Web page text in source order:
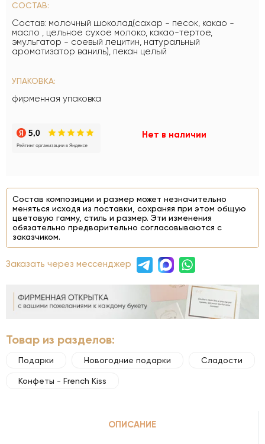
СОСТАВ:
Состав: молочный шоколад(сахар - песок, какао -
масло , цельное сухое молоко, какао-тертое,
эмульгатор - соевый лецитин, натуральный
ароматизатор ваниль), пекан целый
УПАКОВКА:
фирменная упаковка
Нет в наличии
Состав композиции и размер может незначительно
меняться исходя из поставки, сохраняя при этом общую
цветовую гамму, стиль и размер. Эти изменения
обязательно предварительно согласовываются с
заказчиком.
Заказать через мессенджер
Товар из разделов:
Подарки Новогодние подарки Сладости
Конфеты - French Kiss
ОПИСАНИЕ